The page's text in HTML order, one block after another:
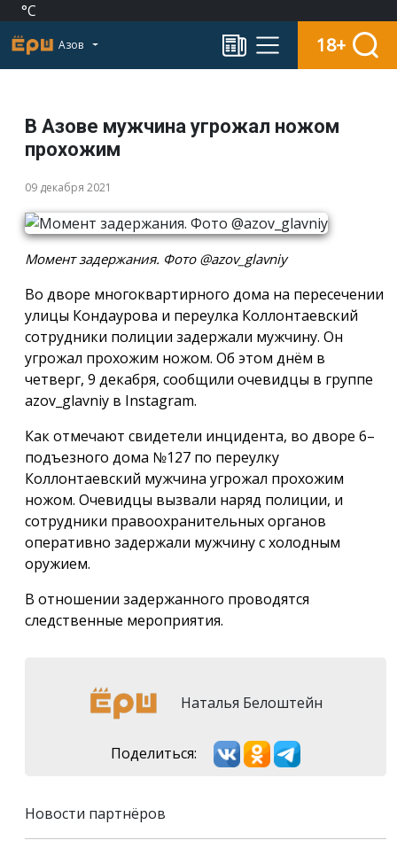
°C
Азов 18+
В Азове мужчина угрожал ножом
прохожим
09 декабря 2021
Момент задержания. Фото @azov_glavniy
Во дворе многоквартирного дома на пересечении
улицы Кондаурова и переулка Коллонтаевский
сотрудники полиции задержали мужчину. Он
угрожал прохожим ножом. Об этом днём в
четверг, 9 декабря, сообщили очевидцы в группе
azov_glavniy в Instagram.
Как отмечают свидетели инцидента, во дворе 6–
подъезного дома №127 по переулку
Коллонтаевский мужчина угрожал прохожим
ножом. Очевидцы вызвали наряд полиции, и
сотрудники правоохранительных органов
оперативно задержали мужчину с холодным
оружием.
В отношении задержанного проводятся
следственные мероприятия.
Наталья Белоштейн
Поделиться:
Новости партнёров